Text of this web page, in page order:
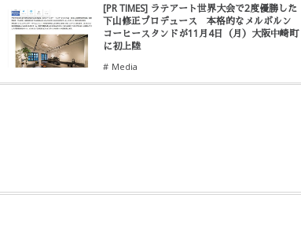
[PR TIMES] ラテアート世界大会で2度優勝した
下山修正プロデュース 本格的なメルボルン
コーヒースタンドが11月4日（月）大阪中崎町
に初上陸
Media